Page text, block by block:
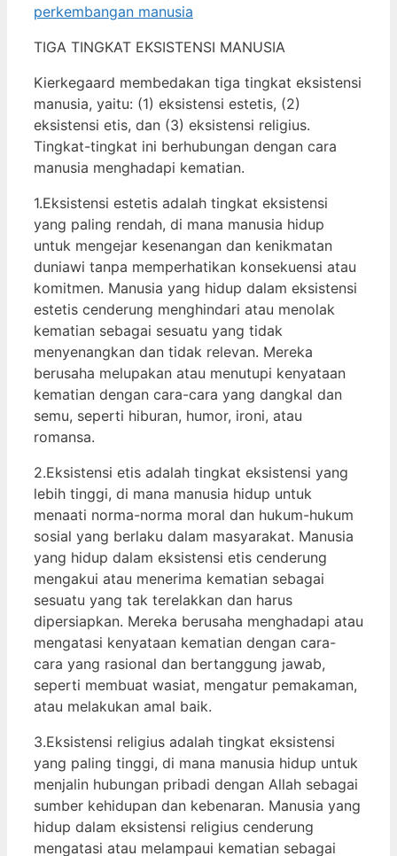
perkembangan manusia
TIGA TINGKAT EKSISTENSI MANUSIA
Kierkegaard membedakan tiga tingkat eksistensi
manusia, yaitu: (1) eksistensi estetis, (2)
eksistensi etis, dan (3) eksistensi religius.
Tingkat-tingkat ini berhubungan dengan cara
manusia menghadapi kematian.
1.Eksistensi estetis adalah tingkat eksistensi
yang paling rendah, di mana manusia hidup
untuk mengejar kesenangan dan kenikmatan
duniawi tanpa memperhatikan konsekuensi atau
komitmen. Manusia yang hidup dalam eksistensi
estetis cenderung menghindari atau menolak
kematian sebagai sesuatu yang tidak
menyenangkan dan tidak relevan. Mereka
berusaha melupakan atau menutupi kenyataan
kematian dengan cara-cara yang dangkal dan
semu, seperti hiburan, humor, ironi, atau
romansa.
2.Eksistensi etis adalah tingkat eksistensi yang
lebih tinggi, di mana manusia hidup untuk
menaati norma-norma moral dan hukum-hukum
sosial yang berlaku dalam masyarakat. Manusia
yang hidup dalam eksistensi etis cenderung
mengakui atau menerima kematian sebagai
sesuatu yang tak terelakkan dan harus
dipersiapkan. Mereka berusaha menghadapi atau
mengatasi kenyataan kematian dengan cara-
cara yang rasional dan bertanggung jawab,
seperti membuat wasiat, mengatur pemakaman,
atau melakukan amal baik.
3.Eksistensi religius adalah tingkat eksistensi
yang paling tinggi, di mana manusia hidup untuk
menjalin hubungan pribadi dengan Allah sebagai
sumber kehidupan dan kebenaran. Manusia yang
hidup dalam eksistensi religius cenderung
mengatasi atau melampaui kematian sebagai